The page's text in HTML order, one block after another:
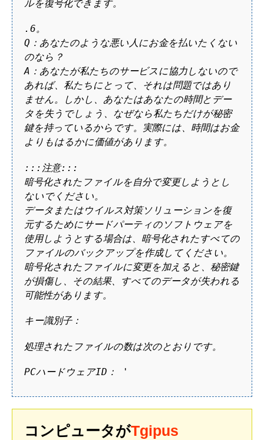
ルを復号化できます。
.6。
Q：あなたのような悪い人にお金を払いたくない
のなら？
A：あなたが私たちのサービスに協力しないので
あれば、私たちにとって、それは問題ではあり
ません。しかし、あなたはあなたの時間とデー
タを失うでしょう、なぜなら私たちだけが秘密
鍵を持っているからです。実際には、時間はお金
よりもはるかに価値があります。
:::注意:::
暗号化されたファイルを自分で変更しようとし
ないでください。
データまたはウイルス対策ソリューションを復
元するためにサードパーティのソフトウェアを
使用しようとする場合は、暗号化されたすべての
ファイルのバックアップを作成してください。
暗号化されたファイルに変更を加えると、秘密鍵
が損傷し、その結果、すべてのデータが失われる
可能性があります。
キー識別子：
処理されたファイルの数は次のとおりです。
PCハードウェアID： '
コンピュータがTgipus